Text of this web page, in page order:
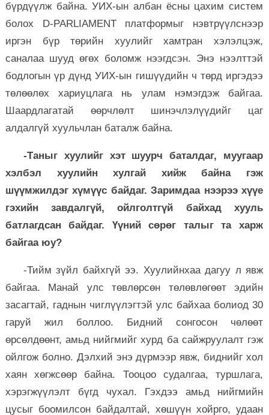
бүрдүүлж байна. УИХ-ын албан ёсны цахим систем
болох D-PARLIAMENT платформыг нэвтрүүлснээр
иргэн бүр төрийн хуулийг хамтран хэлэлцэж,
саналаа шууд өгөх боломж нээгдсэн. Энэ нээлттэй
бодлогын үр дүнд УИХ-ын гишүүдийн ч төрд иргэдээ
төлөөлөх хариуцлага нь улам нэмэгдэж байгаа.
Шаардлагатай өөрчлөлт шинэчлэлүүдийг цаг
алдалгүй хуульчлан баталж байна.
-Таныг хуулийг хэт шуурч баталдаг, муугаар
хэлбэл хуулийн хулгай хийж байна гэж
шүүмжилдэг хүмүүс байдаг. Заримдаа нээрээ хүүе
гэхийн завдалгүй, ойлголтгүй байхад хууль
батлагдсан байдаг. Үүний сөрөг талыг та харж
байгаа юу?
-Тийм зүйл байхгүй ээ. Хуулийнхаа дагуу л явж
байгаа. Манай улс төвлөрсөн төлөвлөгөөт эдийн
засагтай, гаднын чиглүүлэгтэй улс байхаа болиод 30
гаруй жил боллоо. Бидний сонгосон чөлөөт
өрсөлдөөнт, амьд нийгмийг хурд ба сайжруулалт гэж
ойлгож болно. Дэлхий энэ дүрмээр явж, биднийг хол
хаян хөгжсөөр байна. Тооцоо судалгаа, туршлага,
хэрэгжүүлэлт бүгд чухал. Гэхдээ амьд нийгмийн
цусыг боомилсон байдалтай, хөшүүн хойрго, удаан